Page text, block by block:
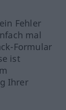
Fehler
mal
Formular
ist
Ihrer